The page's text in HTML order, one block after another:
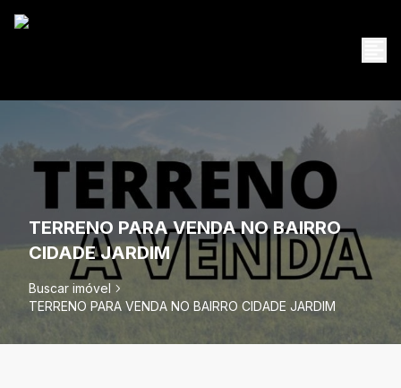
TERRENO PARA VENDA NO BAIRRO
CIDADE JARDIM
Buscar imóvel
TERRENO PARA VENDA NO BAIRRO CIDADE JARDIM